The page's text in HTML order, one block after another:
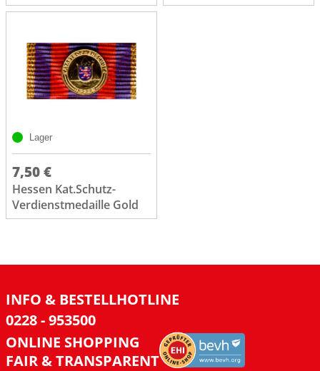
Lager
7,50 €
Hessen Kat.Schutz-
Verdienstmedaille Gold
INFO & BESTELLHOTLINE
0228 - 953500
ONLINE SHOPPING
FAIR & TRANSPARENT